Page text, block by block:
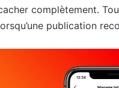
complètement.
publication